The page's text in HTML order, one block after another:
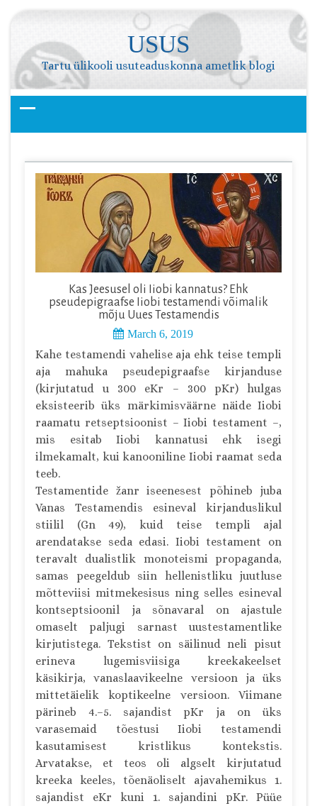
content
USUS
Tartu ülikooli usuteaduskonna ametlik blogi
Kas Jeesusel oli Iiobi kannatus? Ehk
pseudepigraafse Iiobi testamendi võimalik
mõju Uues Testamendis
March 6, 2019
Kahe testamendi vahelise aja ehk teise templi
aja mahuka pseudepigraafse kirjanduse
(kirjutatud u 300 eKr – 300 pKr) hulgas
eksisteerib üks märkimisväärne näide Iiobi
raamatu retseptsioonist – Iiobi testament –,
mis esitab Iiobi kannatusi ehk isegi
ilmekamalt, kui kanooniline Iiobi raamat seda
teeb.
Testamentide žanr iseenesest põhineb juba
Vanas Testamendis esineval kirjanduslikul
stiilil (Gn 49), kuid teise templi ajal
arendatakse seda edasi. Iiobi testament on
teravalt dualistlik monoteismi propaganda,
samas peegeldub siin hellenistliku juutluse
mõtteviisi mitmekesisus ning selles esineval
kontseptsioonil ja sõnavaral on ajastule
omaselt paljugi sarnast uustestamentlike
kirjutistega. Tekstist on säilinud neli pisut
erineva lugemisviisiga kreekakeelset
käsikirja, vanaslaavikeelne versioon ja üks
mittetäielik koptikeelne versioon. Viimane
pärineb 4.–5. sajandist pKr ja on üks
varasemaid tõestusi Iiobi testamendi
kasutamisest kristlikus kontekstis.
Arvatakse, et teos oli algselt kirjutatud
kreeka keeles, tõenäoliselt ajavahemikus 1.
sajandist eKr kuni 1. sajandini pKr. Püüe